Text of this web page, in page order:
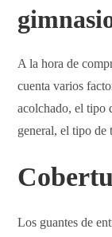
A la hora de
cuenta varios
acolchado, el tipo
general, el tipo de
Los guantes de